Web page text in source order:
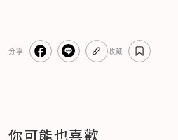
分享 收藏
你可能也喜歡